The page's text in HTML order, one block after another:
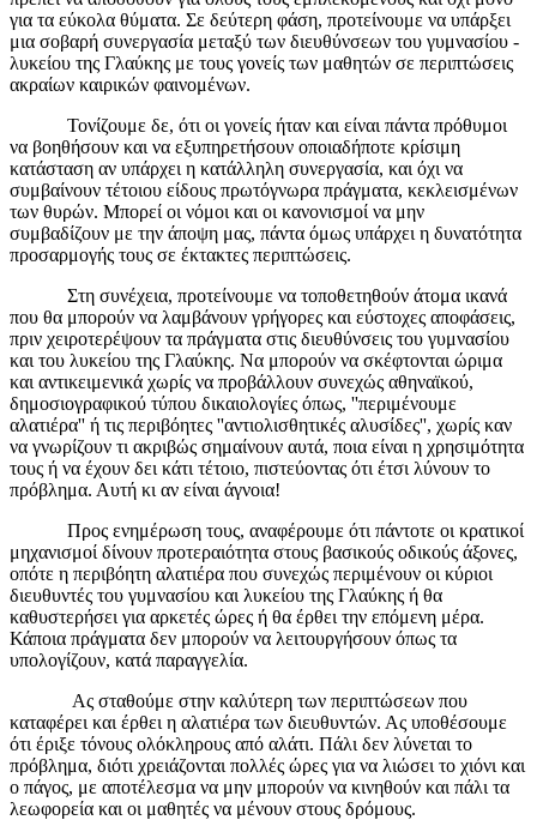
για τα εύκολα θύματα. Σε δεύτερη φάση, προτείνουμε να υπάρξει
μια σοβαρή συνεργασία μεταξύ των διευθύνσεων του γυμνασίου -
λυκείου της Γλαύκης με τους γονείς των μαθητών σε περιπτώσεις
ακραίων καιρικών φαινομένων.
Τονίζουμε δε, ότι οι γονείς ήταν και είναι πάντα πρόθυμοι
να βοηθήσουν και να εξυπηρετήσουν οποιαδήποτε κρίσιμη
κατάσταση αν υπάρχει η κατάλληλη συνεργασία, και όχι να
συμβαίνουν τέτοιου είδους πρωτόγνωρα πράγματα, κεκλεισμένων
των θυρών. Μπορεί οι νόμοι και οι κανονισμοί να μην
συμβαδίζουν με την άποψη μας, πάντα όμως υπάρχει η δυνατότητα
προσαρμογής τους σε έκτακτες περιπτώσεις.
Στη συνέχεια, προτείνουμε να τοποθετηθούν άτομα ικανά
που θα μπορούν να λαμβάνουν γρήγορες και εύστοχες αποφάσεις,
πριν χειροτερέψουν τα πράγματα στις διευθύνσεις του γυμνασίου
και του λυκείου της Γλαύκης. Να μπορούν να σκέφτονται ώριμα
και αντικειμενικά χωρίς να προβάλλουν συνεχώς αθηναϊκού,
δημοσιογραφικού τύπου δικαιολογίες όπως, ''περιμένουμε
αλατιέρα'' ή τις περιβόητες ''αντιολισθητικές αλυσίδες'', χωρίς καν
να γνωρίζουν τι ακριβώς σημαίνουν αυτά, ποια είναι η χρησιμότητα
τους ή να έχουν δει κάτι τέτοιο, πιστεύοντας ότι έτσι λύνουν το
πρόβλημα. Αυτή κι αν είναι άγνοια!
Προς ενημέρωση τους, αναφέρουμε ότι πάντοτε οι κρατικοί
μηχανισμοί δίνουν προτεραιότητα στους βασικούς οδικούς άξονες,
οπότε η περιβόητη αλατιέρα που συνεχώς περιμένουν οι κύριοι
διευθυντές του γυμνασίου και λυκείου της Γλαύκης ή θα
καθυστερήσει για αρκετές ώρες ή θα έρθει την επόμενη μέρα.
Κάποια πράγματα δεν μπορούν να λειτουργήσουν όπως τα
υπολογίζουν, κατά παραγγελία.
Ας σταθούμε στην καλύτερη των περιπτώσεων που
καταφέρει και έρθει η αλατιέρα των διευθυντών. Ας υποθέσουμε
ότι έριξε τόνους ολόκληρους από αλάτι. Πάλι δεν λύνεται το
πρόβλημα, διότι χρειάζονται πολλές ώρες για να λιώσει το χιόνι και
ο πάγος, με αποτέλεσμα να μην μπορούν να κινηθούν και πάλι τα
λεωφορεία και οι μαθητές να μένουν στους δρόμους.